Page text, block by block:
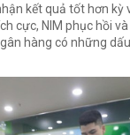
kết quả tốt hơn kỳ
cực, NIM phục hồi
hàng có những